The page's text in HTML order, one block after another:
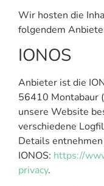
Wir hosten die
folgendem
IONOS
Anbieter ist die
56410 Montabaur
unsere Website
verschiedene
Details
IONOS: https://
privacy.